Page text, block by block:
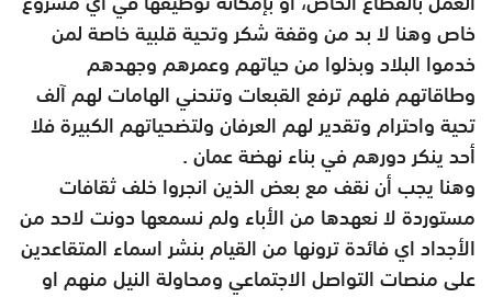
خاص وهنا لا بد من وقفة شكر وتحية قلبية خاصة لمن
خدموا البلاد وبذلوا من حياتهم وعمرهم وجهدهم
وطاقاتهم فلهم ترفع القبعات وتنحني الهامات لهم آلف
تحية واحترام وتقدير لهم العرفان ولتضحياتهم الكبيرة فلا
أحد ينكر دورهم في بناء نهضة عمان .
وهنا يجب أن نقف مع بعض الذين انجروا خلف ثقافات
مستوردة لا نعهدها من الأباء ولم نسمعها دونت لاحد من
الأجداد اي فائدة ترونها من القيام بنشر اسماء المتقاعدين
على منصات التواصل الاجتماعي ومحاولة النيل منهم او